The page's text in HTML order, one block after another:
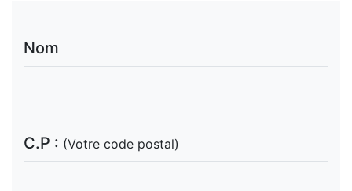
Nom
C.P : (Votre code postal)